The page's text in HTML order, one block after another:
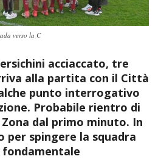
verso la C
acciaccato, tre
alla partita con il Città
punto interrogativo
Probabile rientro di
dal primo minuto. In
per spingere la squadra